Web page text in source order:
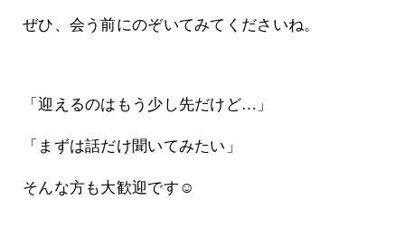
ぜひ、会う前にのぞいてみてくださいね。
「迎えるのはもう少し先だけど…」
「まずは話だけ聞いてみたい」
そんな方も大歓迎です☺️